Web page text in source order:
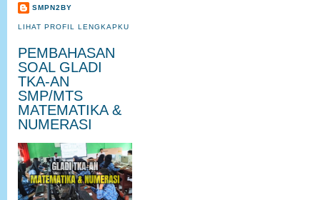
SMPN2BY
LIHAT PROFIL LENGKAPKU
PEMBAHASAN
SOAL GLADI
TKA-AN
SMP/MTS
MATEMATIKA &
NUMERASI